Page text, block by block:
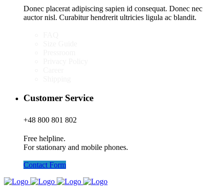
Donec placerat adipiscing sapien id consequat. Donec nec
auctor nisl. Curabitur hendrerit ultricies ligula ac blandit.
Customer Service
+48 800 801 802
Free helpline.
For stationary and mobile phones.
Contact Form